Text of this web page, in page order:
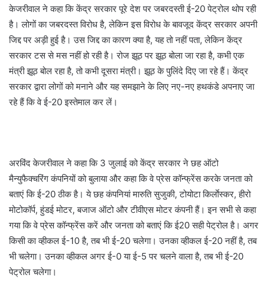
केजरीवाल ने कहा कि केंद्र सरकार पूरे देश पर जबरदस्ती ई-20 पेट्रोल थोप रही
है। लोगों का जबरदस्त विरोध है, लेकिन इस विरोध के बावजूद केंद्र सरकार अपनी
जिद्द पर अड़ी हुई है। उस जिद्द का कारण क्या है, यह तो नहीं पता, लेकिन केंद्र
सरकार टस से मस नहीं हो रही है। रोज झूठ पर झूठ बोला जा रहा है, कभी एक
मंत्री झूठ बोल रहा है, तो कभी दूसरा मंत्री। झूठ के पुलिंदे दिए जा रहे हैं। केंद्र
सरकार द्वारा लोगों को मनाने और यह समझाने के लिए नए-नए हथकंडे अपनाए जा
रहे हैं कि वे ई-20 इस्तेमाल कर लें।
अरविंद केजरीवाल ने कहा कि 3 जुलाई को केंद्र सरकार ने छह ऑटो
मैन्युफैक्चरिंग कंपनियों को बुलाया और कहा कि वे प्रेस कॉन्फ्रेंस करके जनता को
बताएं कि ई-20 ठीक है। ये छह कंपनियां मारुति सुजुकी, टोयोटा किर्लाेस्कर, हीरो
मोटोकॉर्प, हुंडई मोटर, बजाज ऑटो और टीवीएस मोटर कंपनी हैं। इन सभी से कहा
गया कि वे प्रेस कॉन्फ्रेंस करें और जनता को बताएं कि ई20 सही पेट्रोल है। अगर
किसी का व्हीकल ई-10 है, तब भी ई-20 चलेगा। उनका व्हीकल ई-20 नहीं है, तब
भी चलेगा। उनका व्हीकल अगर ई-0 या ई-5 पर चलने वाला है, तब भी ई-20
पेट्रोल चलेगा।